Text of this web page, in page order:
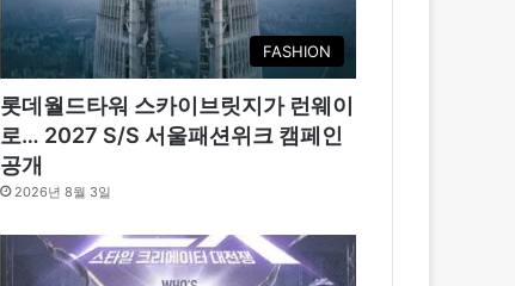
FASHION
롯데월드타워 스카이브릿지가 런웨이
로… 2027 S/S 서울패션위크 캠페인
공개
2026년 8월 3일